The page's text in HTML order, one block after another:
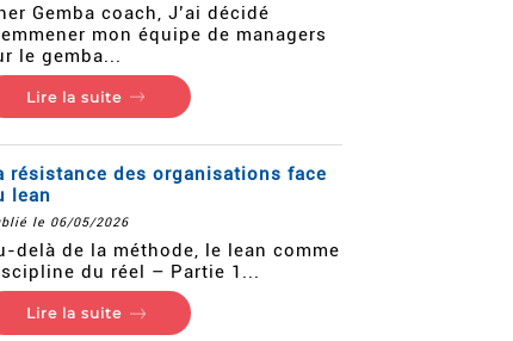
Gemba coach, J’ai décidé
mon équipe de managers
le gemba...
Lire la suite
résistance des organisations face
lean
le 06/05/2026
delà de la méthode, le lean comme
du réel – Partie 1...
Lire la suite